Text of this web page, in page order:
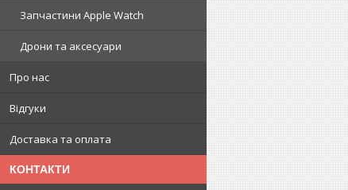
Запчастини Apple Watch
Дрони та аксесуари
Про нас
Відгуки
Доставка та оплата
КОНТАКТИ